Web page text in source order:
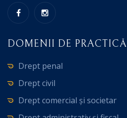
DOMENII DE PRACTICĂ
Drept penal
Drept civil
Drept comercial și societar